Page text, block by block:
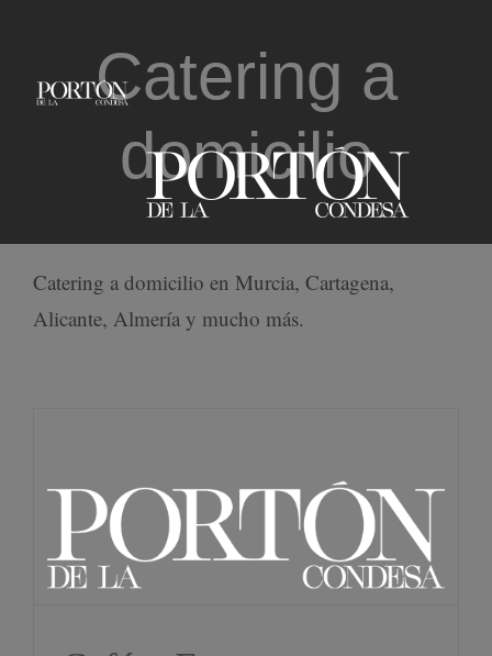
contenido Catering a
domicilio
Catering a domicilio en Murcia, Cartagena,
Alicante, Almería y mucho más.